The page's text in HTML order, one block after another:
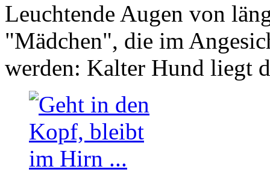
Leuchtende Augen von
"Mädchen", die im
werden: Kalter Hund liegt